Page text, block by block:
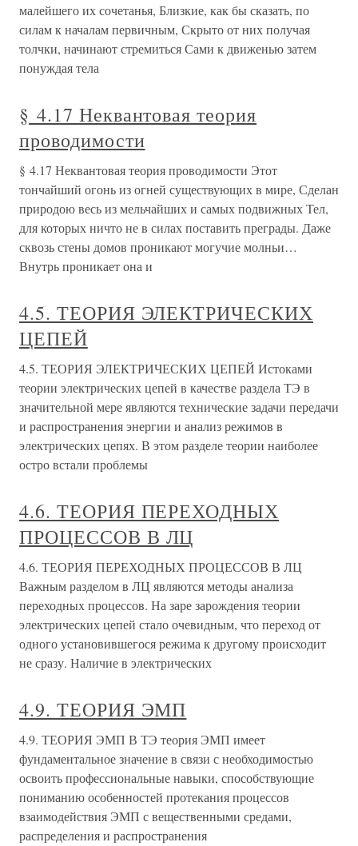
малейшего их сочетанья, Близкие, как бы сказать, по
силам к началам первичным, Скрыто от них получая
толчки, начинают стремиться Сами к движенью затем
понуждая тела
§ 4.17 Неквантовая теория
проводимости
§ 4.17 Неквантовая теория проводимости Этот
тончайший огонь из огней существующих в мире, Сделан
природою весь из мельчайших и самых подвижных Тел,
для которых ничто не в силах поставить преграды. Даже
сквозь стены домов проникают могучие молньи…
Внутрь проникает она и
4.5. ТЕОРИЯ ЭЛЕКТРИЧЕСКИХ
ЦЕПЕЙ
4.5. ТЕОРИЯ ЭЛЕКТРИЧЕСКИХ ЦЕПЕЙ Истоками
теории электрических цепей в качестве раздела ТЭ в
значительной мере являются технические задачи передачи
и распространения энергии и анализ режимов в
электрических цепях. В этом разделе теории наиболее
остро встали проблемы
4.6. ТЕОРИЯ ПЕРЕХОДНЫХ
ПРОЦЕССОВ В ЛЦ
4.6. ТЕОРИЯ ПЕРЕХОДНЫХ ПРОЦЕССОВ В ЛЦ
Важным разделом в ЛЦ являются методы анализа
переходных процессов. На заре зарождения теории
электрических цепей стало очевидным, что переход от
одного установившегося режима к другому происходит
не сразу. Наличие в электрических
4.9. ТЕОРИЯ ЭМП
4.9. ТЕОРИЯ ЭМП В ТЭ теория ЭМП имеет
фундаментальное значение в связи с необходимостью
освоить профессиональные навыки, способствующие
пониманию особенностей протекания процессов
взаимодействия ЭМП с вещественными средами,
распределения и распространения